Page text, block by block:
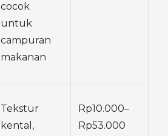
cocok
untuk
campuran
makanan
Tekstur
kental,
Rp10.000–
Rp53.000